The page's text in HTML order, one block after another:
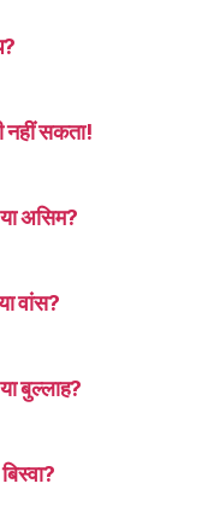
नहीं सकता!
असिम?
वांस?
बुल्लाह?